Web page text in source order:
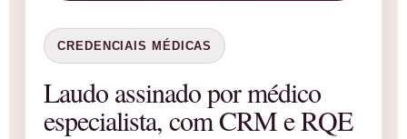
CREDENCIAIS MÉDICAS
Laudo assinado por médico
especialista, com CRM e RQE